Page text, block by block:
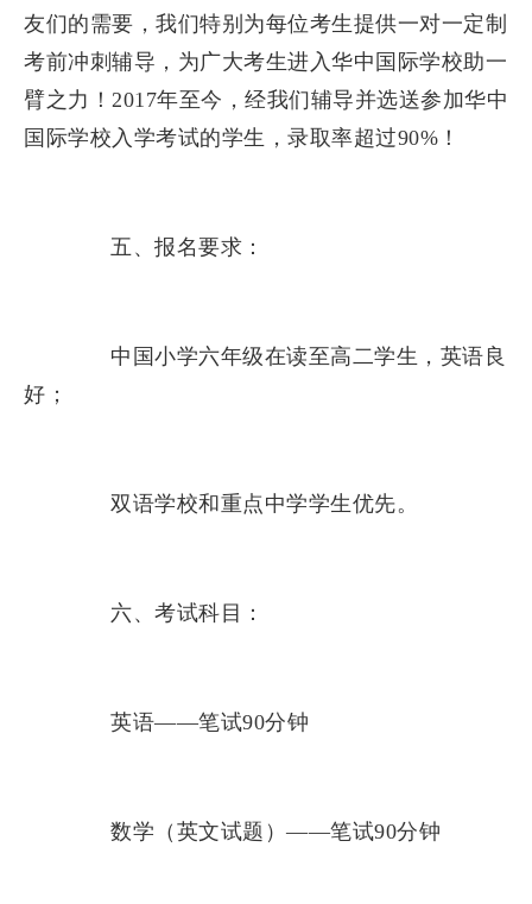
友们的需要，我们特别为每位考生提供一对一定制
考前冲刺辅导，为广大考生进入华中国际学校助一
臂之力！2017年至今，经我们辅导并选送参加华中
国际学校入学考试的学生，录取率超过90%！
五、报名要求：
中国小学六年级在读至高二学生，英语良
好；
双语学校和重点中学学生优先。
六、考试科目：
英语——笔试90分钟
数学（英文试题）——笔试90分钟